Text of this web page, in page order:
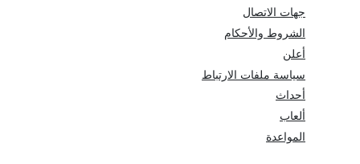
جهات الاتصال
الشروط والأحكام
أعلن
سياسة ملفات الارتباط
أحداث
ألعاب
المواعدة